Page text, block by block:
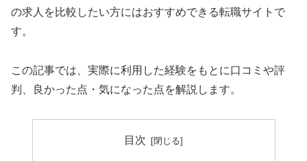
の求人を比較したい方にはおすすめできる転職サイトで
す。
この記事では、実際に利用した経験をもとに口コミや評
判、良かった点・気になった点を解説します。
目次